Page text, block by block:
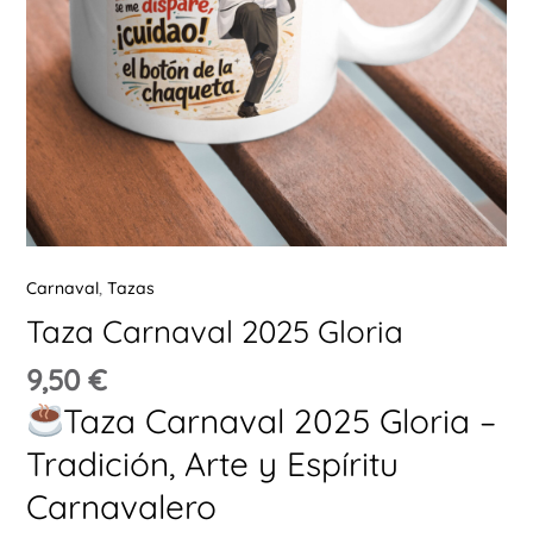
Carnaval, Tazas
Taza Carnaval 2025 Gloria
9,50 €
Taza Carnaval 2025 Gloria –
Tradición, Arte y Espíritu
Carnavalero